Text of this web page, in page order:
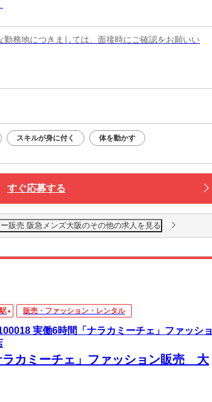
勤務地につきましては、面接時にご確認をお願いい
スキルが身に付く 体を動かす
すぐ応募する
販売 阪急メンズ大阪のその他の求人を見る
販売・ファッション・レンタル
実働6時間「ナラカミーチェ」ファッショ
ラカミーチェ」ファッション販売 大